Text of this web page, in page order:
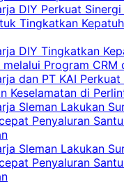
DIY Perkuat
Tingkatkan
DIY Tingkatkan
melalui Program CRM
dan PT KAI Perkuat
Keselamatan di
Sleman Lakukan
Penyaluran
Sleman Lakukan
Penyaluran